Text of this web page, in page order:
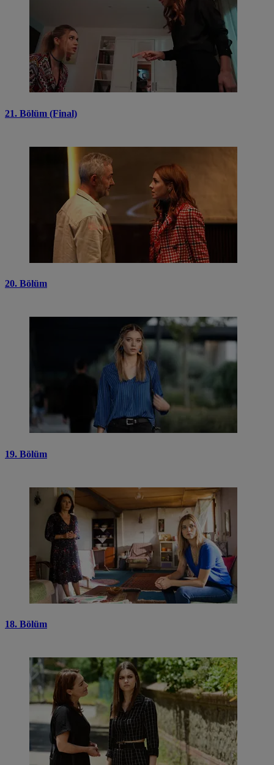
21. Bölüm (Final)
20. Bölüm
19. Bölüm
18. Bölüm